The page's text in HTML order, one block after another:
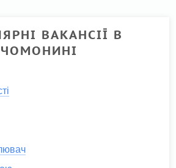
ВАКАНСІЇ В
ЧОМОНИНІ